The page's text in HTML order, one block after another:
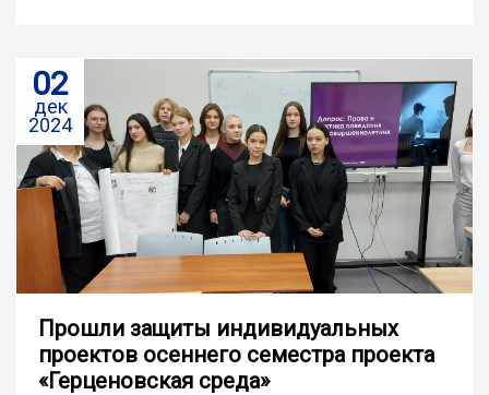
02
дек
2024
Прошли защиты индивидуальных
проектов осеннего семестра проекта
«Герценовская среда»